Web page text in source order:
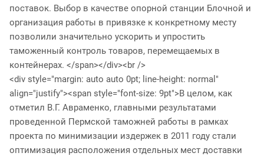
поставок. Выбор в качестве опорной станции Блочной и
организация работы в привязке к конкретному месту
позволили значительно ускорить и упростить
таможенный контроль товаров, перемещаемых в
контейнерах. </span></div><br />
<div style="margin: auto auto 0pt; line-height: normal"
align="justify"><span style="font-size: 9pt">В целом, как
отметил В.Г. Авраменко, главными результатами
проведенной Пермской таможней работы в рамках
проекта по минимизации издержек в 2011 году стали
оптимизация расположения отдельных мест доставки